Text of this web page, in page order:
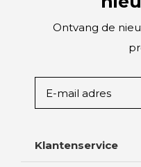
Ontvang de
Klantenservice